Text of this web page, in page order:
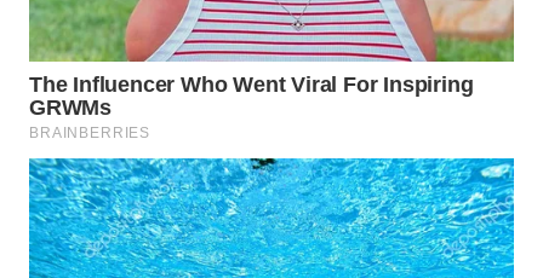
WN
TANGERANG
WN
BINJAI
WN
CIREBON